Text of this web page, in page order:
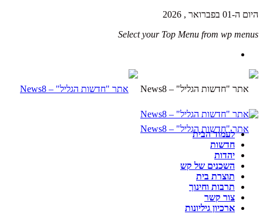
היום ה-01 בפברואר , 2026
Select your Top Menu from wp menus
לעמוד הבית
חדשות
יהדות
השכנים של קש
תוצרת בית
תרבות וחינוך
צור קשר
ארכיון גיליונות